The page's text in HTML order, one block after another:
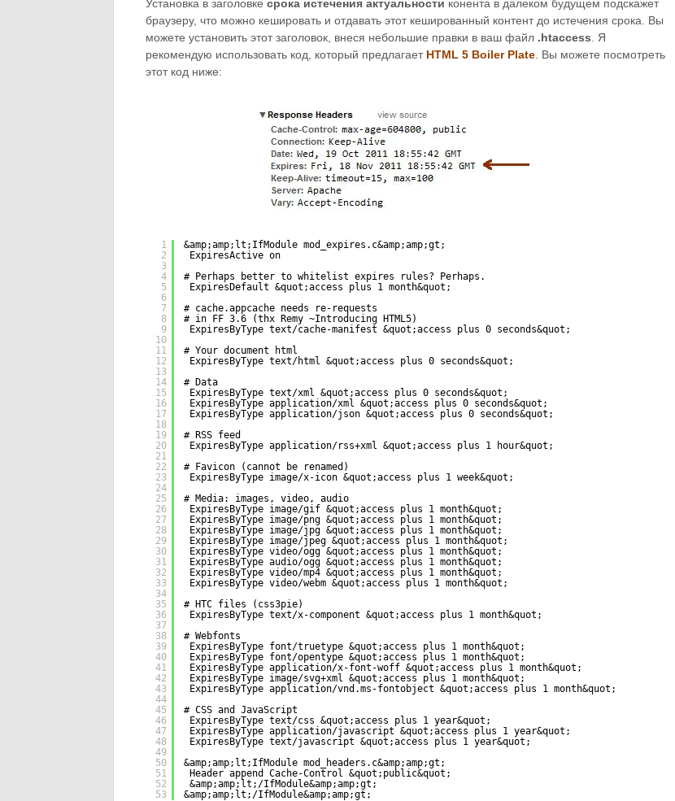
Установка в заголовке срока истечения актуальности конента в далеком будущем подскажет
браузеру, что можно кешировать и отдавать этот кешированный контент до истечения срока. Вы
можете установить этот заголовок, внеся небольшие правки в ваш файл .htaccess . Я
рекомендую использовать код, который предлагает HTML 5 BoilerPlate . Вы можете посмотреть
этот код ниже:
1
2
3
4
5
6
7
8
9
10
11
12
13
14
15
16
17
18
19
20
21
22
23
24
25
26
27
28
29
30
31
32
33
34
35
36
37
38
39
40
41
42
43
44
45
46
47
48
49
50
51
52
53
&amp;amp;lt;IfModule mod_expires.c&amp;amp;gt;
ExpiresActive on
# Perhaps better to whitelist expires rules? Perhaps.
ExpiresDefault &quot;access plus 1 month&quot;
# cache.appcache needs re-requests
# in FF 3.6 (thx Remy ~Introducing HTML5)
ExpiresByType text/cache-manifest &quot;access plus 0 seconds&quot;
# Your document html
ExpiresByType text/html &quot;access plus 0 seconds&quot;
# Data
ExpiresByType text/xml &quot;access plus 0 seconds&quot;
ExpiresByType application/xml &quot;access plus 0 seconds&quot;
ExpiresByType application/json &quot;access plus 0 seconds&quot;
# RSS feed
ExpiresByType application/rss+xml &quot;access plus 1 hour&quot;
# Favicon (cannot be renamed)
ExpiresByType image/x-icon &quot;access plus 1 week&quot;
# Media: images, video, audio
ExpiresByType image/gif &quot;access plus 1 month&quot;
ExpiresByType image/png &quot;access plus 1 month&quot;
ExpiresByType image/jpg &quot;access plus 1 month&quot;
ExpiresByType image/jpeg &quot;access plus 1 month&quot;
ExpiresByType video/ogg &quot;access plus 1 month&quot;
ExpiresByType audio/ogg &quot;access plus 1 month&quot;
ExpiresByType video/mp4 &quot;access plus 1 month&quot;
ExpiresByType video/webm &quot;access plus 1 month&quot;
# HTC files (css3pie)
ExpiresByType text/x-component &quot;access plus 1 month&quot;
# Webfonts
ExpiresByType font/truetype &quot;access plus 1 month&quot;
ExpiresByType font/opentype &quot;access plus 1 month&quot;
ExpiresByType application/x-font-woff &quot;access plus 1 month&quot;
ExpiresByType image/svg+xml &quot;access plus 1 month&quot;
ExpiresByType application/vnd.ms-fontobject &quot;access plus 1 month&quot;
# CSS and JavaScript
ExpiresByType text/css &quot;access plus 1 year&quot;
ExpiresByType application/javascript &quot;access plus 1 year&quot;
ExpiresByType text/javascript &quot;access plus 1 year&quot;
&amp;amp;lt;IfModule mod_headers.c&amp;amp;gt;
Header append Cache-Control &quot;public&quot;
&amp;amp;lt;/IfModule&amp;amp;gt;
&amp;amp;lt;/IfModule&amp;amp;gt;